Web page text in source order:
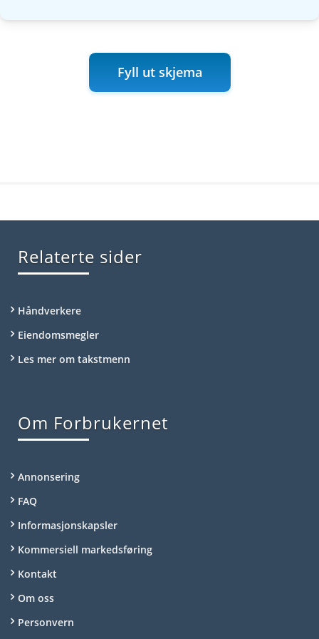
Fyll ut skjema
Relaterte sider
Håndverkere
Eiendomsmegler
Les mer om takstmenn
Om Forbrukernet
Annonsering
FAQ
Informasjonskapsler
Kommersiell markedsføring
Kontakt
Om oss
Personvern